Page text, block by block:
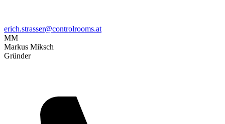
erich.strasser@controlrooms.at
MM
Markus Miksch
Gründer